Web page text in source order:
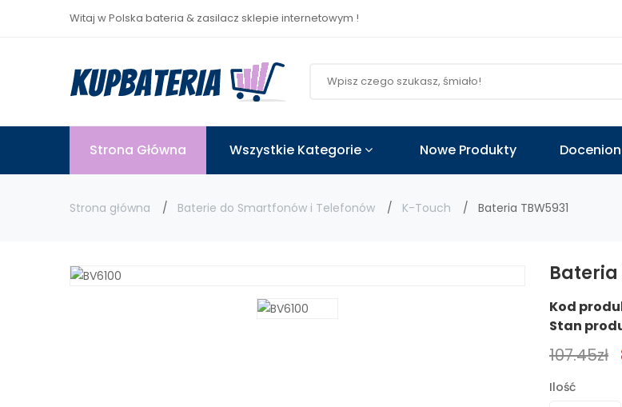
Witaj w Polska bateria & zasilacz sklepie internetowym !
Strona Główna Wszystkie Kategorie Nowe Produkty
Strona główna Baterie do Smartfonów i Telefonów K-Touch Bateria TBW5931
Bateria
Kod
Stan
107.45zł
Ilość